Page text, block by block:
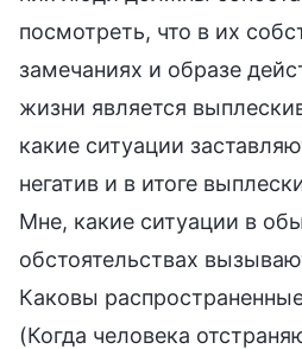
посмотреть, что в их
замечаниях и образе
жизни является
какие ситуации
негатив и в итоге
Мне, какие ситуации в
обстоятельствах
Каковы
(Когда человека